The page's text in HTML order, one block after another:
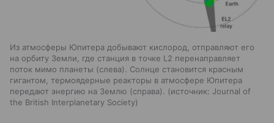
Из атмосферы Юпитера добывают кислород, отправляют его
на орбиту Земли, где станция в точке L2 перенаправляет
поток мимо планеты (слева). Солнце становится красным
гигантом, термоядерные реакторы в атмосфере Юпитера
передают энергию на Землю (справа).
источник: Journal of
the British Interplanetary Society